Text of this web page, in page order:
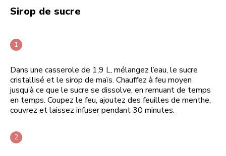
Sirop de sucre
Dans une casserole de 1,9 L, mélangez l’eau, le sucre
cristallisé et le sirop de maïs. Chauffez à feu moyen
jusqu’à ce que le sucre se dissolve, en remuant de temps
en temps. Coupez le feu, ajoutez des feuilles de menthe,
couvrez et laissez infuser pendant 30 minutes.